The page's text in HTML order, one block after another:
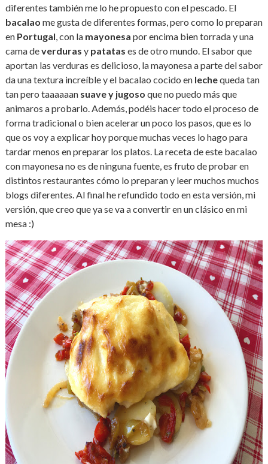
diferentes también me lo he propuesto con el pescado. El
bacalao me gusta de diferentes formas, pero como lo preparan
en Portugal, con la mayonesa por encima bien torrada y una
cama deverduras y patatas es de otro mundo. El sabor que
aportan las verduras es delicioso, la mayonesa a parte del sabor
da una textura increíble y el bacalao cocido en lechequeda tan
tan pero taaaaaan suave y jugoso que no puedo más que
animaros a probarlo. Además, podéis hacer todo el proceso de
forma tradicional o bien acelerar un poco los pasos, que es lo
que os voy a explicar hoy porque muchas veces lo hago para
tardar menos en preparar los platos. La receta de este bacalao
con mayonesa no es de ninguna fuente, es fruto de probar en
distintos restaurantes cómo lo preparan y leer muchos muchos
blogs diferentes. Al final he refundido todo en esta versión, mi
versión, que creo que ya se va a convertir en un clásico en mi
mesa :)